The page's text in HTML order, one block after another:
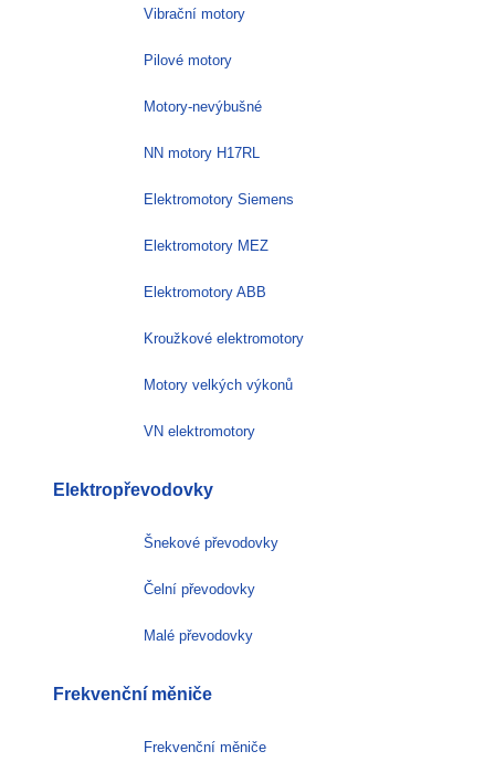
Vibrační motory
Pilové motory
Motory-nevýbušné
NN motory H17RL
Elektromotory Siemens
Elektromotory MEZ
Elektromotory ABB
Kroužkové elektromotory
Motory velkých výkonů
VN elektromotory
Elektropřevodovky
Šnekové převodovky
Čelní převodovky
Malé převodovky
Frekvenční měniče
Frekvenční měniče